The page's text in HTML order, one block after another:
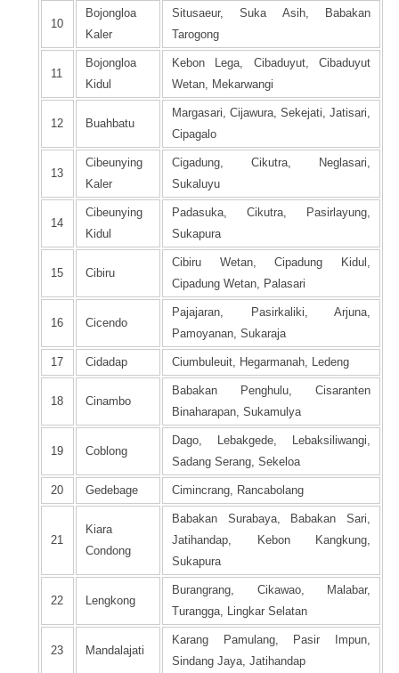
10
Bojongloa
Kaler
Situsaeur, Suka Asih, Babakan
Tarogong
11
Bojongloa
Kidul
Kebon Lega, Cibaduyut, Cibaduyut
Wetan, Mekarwangi
12 Buahbatu
Margasari, Cijawura, Sekejati, Jatisari,
Cipagalo
13
Cibeunying
Kaler
Cigadung, Cikutra, Neglasari,
Sukaluyu
14
Cibeunying
Kidul
Padasuka, Cikutra, Pasirlayung,
Sukapura
15 Cibiru
Cibiru Wetan, Cipadung Kidul,
Cipadung Wetan, Palasari
16 Cicendo
Pajajaran, Pasirkaliki, Arjuna,
Pamoyanan, Sukaraja
17 Cidadap Ciumbuleuit, Hegarmanah, Ledeng
18 Cinambo
Babakan Penghulu, Cisaranten
Binaharapan, Sukamulya
19 Coblong
Dago, Lebakgede, Lebaksiliwangi,
Sadang Serang, Sekeloa
20 Gedebage Cimincrang, Rancabolang
21
Kiara
Condong
Babakan Surabaya, Babakan Sari,
Jatihandap, Kebon Kangkung,
Sukapura
22 Lengkong
Burangrang, Cikawao, Malabar,
Turangga, Lingkar Selatan
23 Mandalajati
Karang Pamulang, Pasir Impun,
Sindang Jaya, Jatihandap